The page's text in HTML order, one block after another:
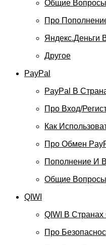
Общие Вопросы
Про
Яндекс.Деньги
Другое
PayPal
PayPal В
Про Вход/
Как
Про Обмен
Пополнение И
Общие Вопросы
QIWI
QIWI В
Про